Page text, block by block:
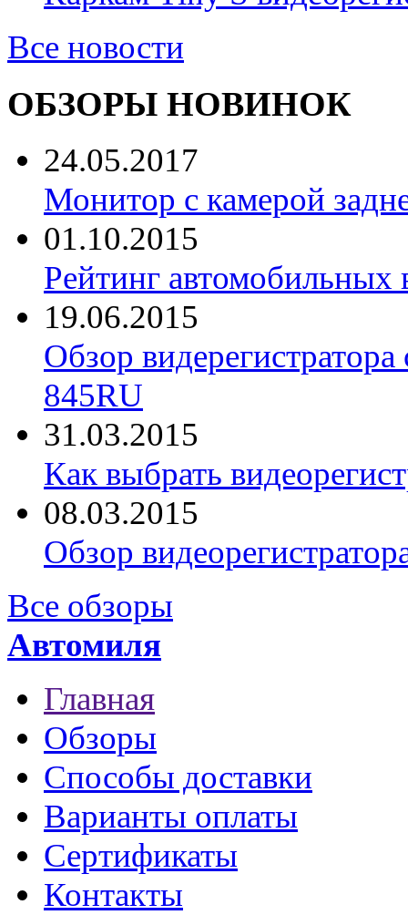
Все новости
ОБЗОРЫ НОВИНОК
24.05.2017
Монитор с камерой
01.10.2015
Рейтинг автомобильных
19.06.2015
Обзор
845RU
31.03.2015
Как выбрать
08.03.2015
Обзор
Все обзоры
Автомиля
Главная
Обзоры
Способы доставки
Варианты оплаты
Сертификаты
Контакты